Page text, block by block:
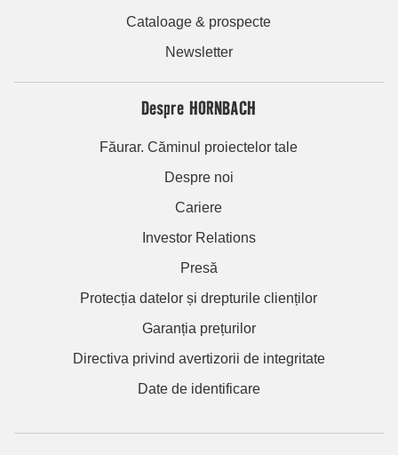
Cataloage & prospecte
Newsletter
Despre HORNBACH
Făurar. Căminul proiectelor tale
Despre noi
Cariere
Investor Relations
Presă
Protecția datelor și drepturile clienților
Garanția prețurilor
Directiva privind avertizorii de integritate
Date de identificare